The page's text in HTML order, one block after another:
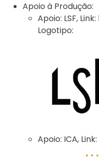
Apoio à Produção:
Apoio: LSF, Link:
Logotipo:
Apoio: ICA, Link: